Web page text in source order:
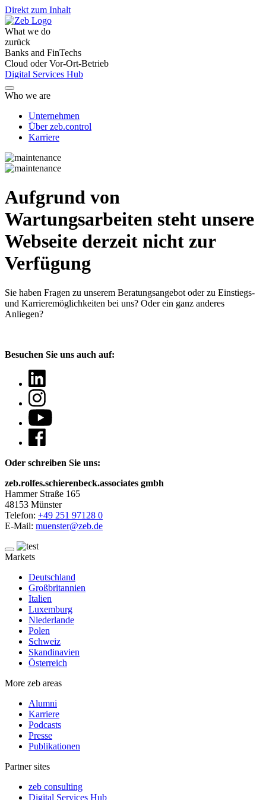
Direkt zum Inhalt
What we do
zurück
Banks and FinTechs
Cloud oder Vor-Ort-Betrieb
Digital Services Hub
Who we are
Unternehmen
Über zeb.control
Karriere
Aufgrund von
Wartungsarbeiten steht unsere
Webseite derzeit nicht zur
Verfügung
Sie haben Fragen zu unserem Beratungsangebot oder zu Einstiegs-
und Karrieremöglichkeiten bei uns? Oder ein ganz anderes
Anliegen?
Besuchen Sie uns auch auf:
Oder schreiben Sie uns:
zeb.rolfes.schierenbeck.associates gmbh
Hammer Straße 165
48153 Münster
Telefon: +49 251 97128 0
E-Mail: muenster@zeb.de
Markets
Deutschland
Großbritannien
Italien
Luxemburg
Niederlande
Polen
Schweiz
Skandinavien
Österreich
More zeb areas
Alumni
Karriere
Podcasts
Presse
Publikationen
Partner sites
zeb consulting
Digital Services Hub